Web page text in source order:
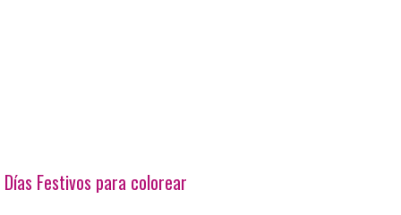
Días Festivos para colorear